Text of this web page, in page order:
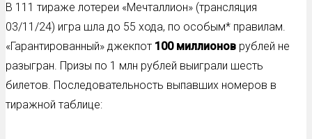
В 111 тираже лотереи «Мечталлион» (трансляция
03/11/24) игра шла до 55 хода, по особым* правилам.
«Гарантированный» джекпот 100 миллионов рублей не
разыгран. Призы по 1 млн рублей выиграли шесть
билетов. Последовательность выпавших номеров в
тиражной таблице: